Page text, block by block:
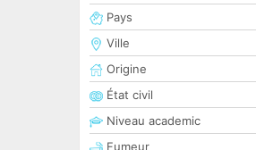
Pays
Ville
Origine
État civil
Niveau academic
Fumeur